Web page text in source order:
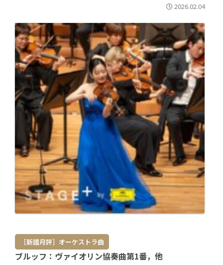
2026.02.04
［新譜月評］オーケストラ曲
ブルッフ：ヴァイオリン協奏曲第1番，他